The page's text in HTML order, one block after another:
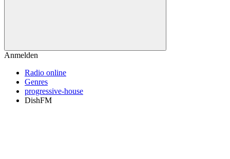
Anmelden
Radio online
Genres
progressive-house
DishFM